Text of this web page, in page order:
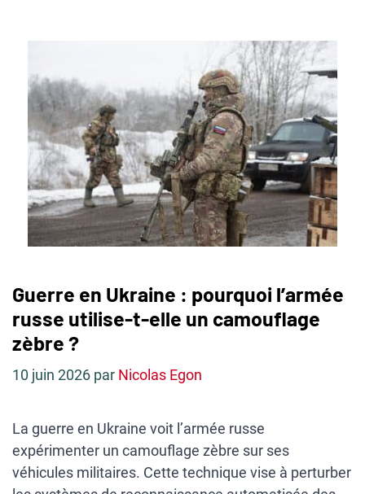
Guerre en Ukraine : pourquoi l’armée
russe utilise-t-elle un camouflage
zèbre ?
10 juin 2026 par Nicolas Egon
La guerre en Ukraine voit l’armée russe
expérimenter un camouflage zèbre sur ses
véhicules militaires. Cette technique vise à perturber